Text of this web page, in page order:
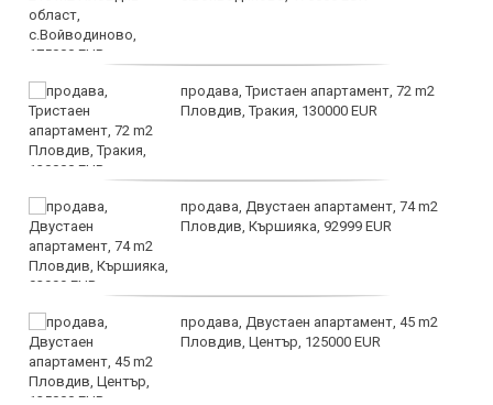
продава, Тристаен апартамент, 72 m2
Пловдив, Тракия, 130000 EUR
продава, Двустаен апартамент, 74 m2
Пловдив, Кършияка, 92999 EUR
продава, Двустаен апартамент, 45 m2
Пловдив, Център, 125000 EUR